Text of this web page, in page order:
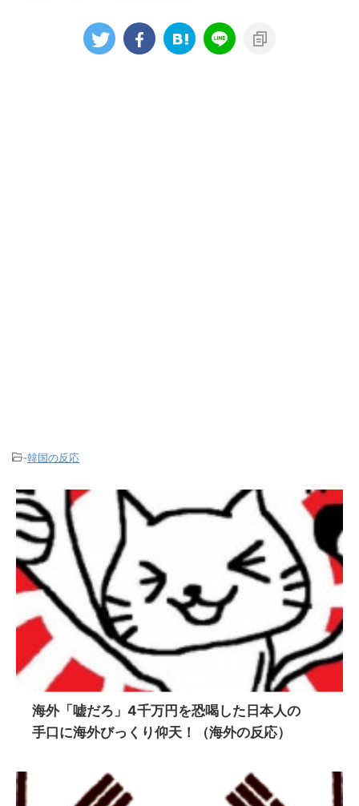
-韓国の反応
海外「嘘だろ」4千万円を恐喝した日本人の
手口に海外びっくり仰天！（海外の反応）